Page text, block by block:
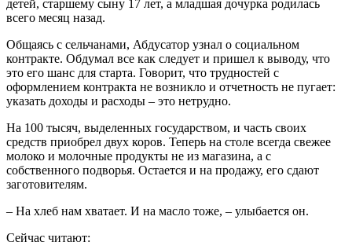
детей, старшему сыну 17 лет, а младшая дочурка родилась
всего месяц назад.
Общаясь с сельчанами, Абдусатор узнал о социальном
контракте. Обдумал все как следует и пришел к выводу, что
это его шанс для старта. Говорит, что трудностей с
оформлением контракта не возникло и отчетность не пугает:
указать доходы и расходы – это нетрудно.
На 100 тысяч, выделенных государством, и часть своих
средств приобрел двух коров. Теперь на столе всегда свежее
молоко и молочные продукты не из магазина, а с
собственного подворья. Остается и на продажу, его сдают
заготовителям.
– На хлеб нам хватает. И на масло тоже, – улыбается он.
Сейчас читают: